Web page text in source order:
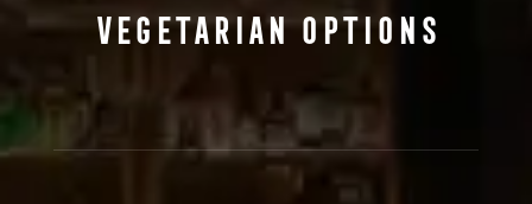
Vegetarian Options